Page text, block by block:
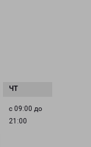
с 09:00 до
21:00